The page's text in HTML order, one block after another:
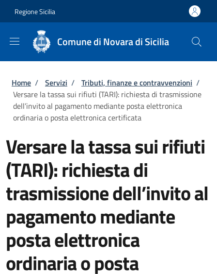
Regione Sicilia
Comune di Novara di Sicilia
Briciole di pane
Home / Servizi / Tributi, finanze e contravvenzioni /
Versare la tassa sui rifiuti (TARI): richiesta di trasmissione
dell’invito al pagamento mediante posta elettronica
ordinaria o posta elettronica certificata
Versare la tassa sui rifiuti
(TARI): richiesta di
trasmissione dell’invito al
pagamento mediante
posta elettronica
ordinaria o posta